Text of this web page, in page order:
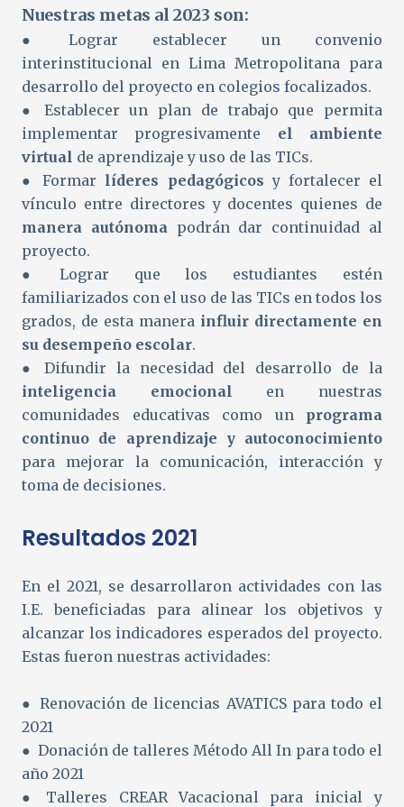
Nuestras metas al 2023 son:
● Lograr establecer un convenio
interinstitucional en Lima Metropolitana para
desarrollo del proyecto en colegios focalizados.
● Establecer un plan de trabajo que permita
implementar progresivamente el ambiente
virtual de aprendizaje y uso de las TICs.
● Formar líderes pedagógicos y fortalecer el
vínculo entre directores y docentes quienes de
manera autónoma podrán dar continuidad al
proyecto.
● Lograr que los estudiantes estén
familiarizados con el uso de las TICs en todos los
grados, de esta manera influir directamente en
su desempeño escolar.
● Difundir la necesidad del desarrollo de la
inteligencia emocional en nuestras
comunidades educativas como un programa
continuo de aprendizaje y autoconocimiento
para mejorar la comunicación, interacción y
toma de decisiones.
Resultados 2021
En el 2021, se desarrollaron actividades con las
I.E. beneficiadas para alinear los objetivos y
alcanzar los indicadores esperados del proyecto.
Estas fueron nuestras actividades:
● Renovación de licencias AVATICS para todo el
2021
● Donación de talleres Método All In para todo el
año 2021
● Talleres CREAR Vacacional para inicial y